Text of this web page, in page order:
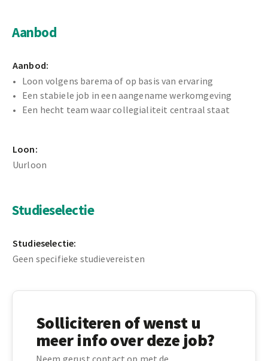
Aanbod
Aanbod:
Loon volgens barema of op basis van ervaring
Een stabiele job in een aangename werkomgeving
Een hecht team waar collegialiteit centraal staat
Loon:
Uurloon
Studieselectie
Studieselectie:
Geen specifieke studievereisten
Solliciteren of wenst u
meer info over deze job?